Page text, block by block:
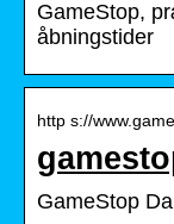
GameStop,
åbningstider
http s://
GameStop